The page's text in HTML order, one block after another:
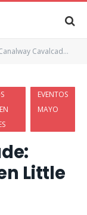
Cavalcade: Festival de barcos en Little Venice
EVENTOS
MAYO
Little